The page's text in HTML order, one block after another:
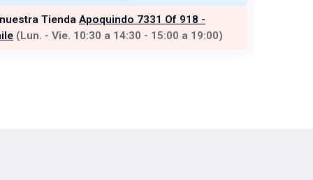
Tienda Apoquindo 7331 Of 918 -
(Lun. - Vie. 10:30 a 14:30 - 15:00 a 19:00)